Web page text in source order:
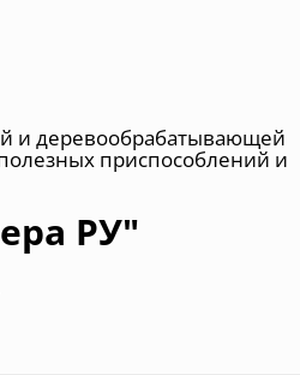
и деревообрабатывающей
приспособлений и
РУ"